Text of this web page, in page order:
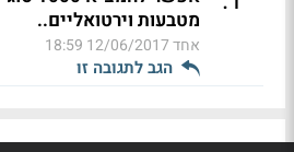
מטבעות וירטואליים..
אחד12/06/2017 18:59
הגב לתגובה זו